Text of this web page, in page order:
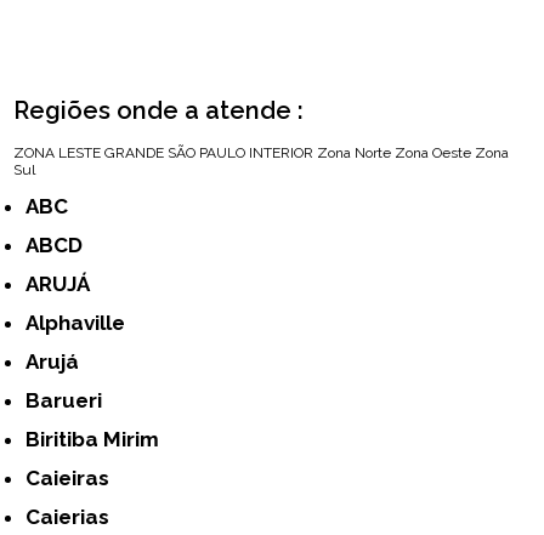
Regiões onde a atende :
ZONA LESTE GRANDE SÃO PAULO INTERIOR Zona Norte Zona Oeste Zona
Sul
ABC
ABCD
ARUJÁ
Alphaville
Arujá
Barueri
Biritiba Mirim
Caieiras
Caierias